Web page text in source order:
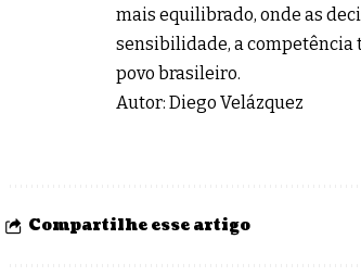
mais equilibrado, onde as
sensibilidade, a competência
povo brasileiro.
Autor: Diego Velázquez
Compartilhe esse artigo